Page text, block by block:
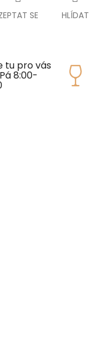
SE HLÍDAT
tu pro vás
8:00-